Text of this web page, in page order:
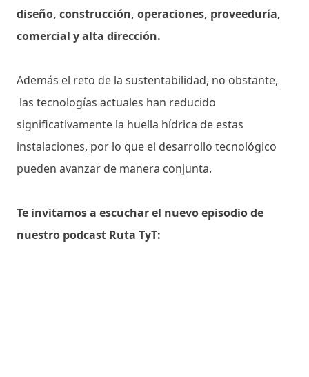
diseño, construcción, operaciones, proveeduría,
comercial y alta dirección.
Además el reto de la sustentabilidad, no obstante,
las tecnologías actuales han reducido
significativamente la huella hídrica de estas
instalaciones, por lo que el desarrollo tecnológico
pueden avanzar de manera conjunta.
Te invitamos a escuchar el nuevo episodio de
nuestro podcast Ruta TyT: